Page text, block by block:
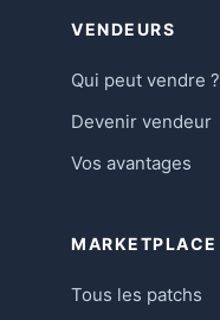
VENDEURS
Qui peut vendre ?
Devenir vendeur
Vos avantages
MARKETPLACE
Tous les patchs